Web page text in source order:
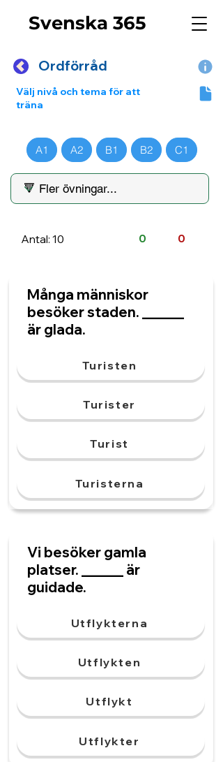
Svenska 365
Ordförråd
Välj nivå och tema för att
träna
A1 A2 B1 B2 C1
Antal: 10 0 0
Många människor
besöker staden. ______
är glada.
Turisten
Turister
Turist
Turisterna
Vi besöker gamla
platser. ______ är
guidade.
Utflykterna
Utflykten
Utflykt
Utflykter